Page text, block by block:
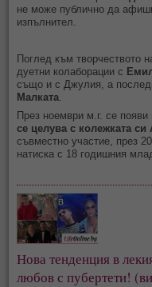
не може публично да
изпълнител.
Поглед към творчеството
дуетни колаборации с
също и с Джулия, а
Малката
През ноември м.г. се
се целува с колежката си
съвместно участие, през
натиска с 18 годишния
Нова тенденция в
любов с пубертети!